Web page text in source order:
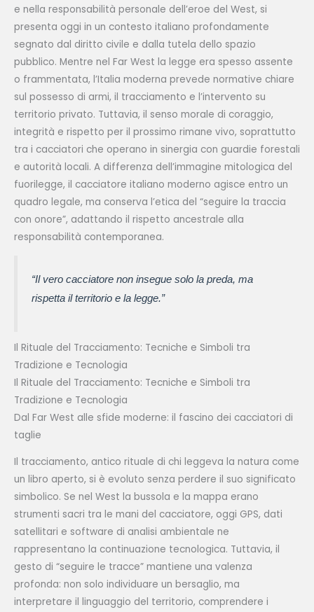
e nella responsabilità personale dell’eroe del West, si
presenta oggi in un contesto italiano profondamente
segnato dal diritto civile e dalla tutela dello spazio
pubblico. Mentre nel Far West la legge era spesso assente
o frammentata, l’Italia moderna prevede normative chiare
sul possesso di armi, il tracciamento e l’intervento su
territorio privato. Tuttavia, il senso morale di coraggio,
integrità e rispetto per il prossimo rimane vivo, soprattutto
tra i cacciatori che operano in sinergia con guardie forestali
e autorità locali. A differenza dell’immagine mitologica del
fuorilegge, il cacciatore italiano moderno agisce entro un
quadro legale, ma conserva l’etica del “seguire la traccia
con onore”, adattando il rispetto ancestrale alla
responsabilità contemporanea.
“Il vero cacciatore non insegue solo la preda, ma
rispetta il territorio e la legge.”
Il Rituale del Tracciamento: Tecniche e Simboli tra
Tradizione e Tecnologia
Il Rituale del Tracciamento: Tecniche e Simboli tra
Tradizione e Tecnologia
Dal Far West alle sfide moderne: il fascino dei cacciatori di
taglie
Il tracciamento, antico rituale di chi leggeva la natura come
un libro aperto, si è evoluto senza perdere il suo significato
simbolico. Se nel West la bussola e la mappa erano
strumenti sacri tra le mani del cacciatore, oggi GPS, dati
satellitari e software di analisi ambientale ne
rappresentano la continuazione tecnologica. Tuttavia, il
gesto di “seguire le tracce” mantiene una valenza
profonda: non solo individuare un bersaglio, ma
interpretare il linguaggio del territorio, comprendere i